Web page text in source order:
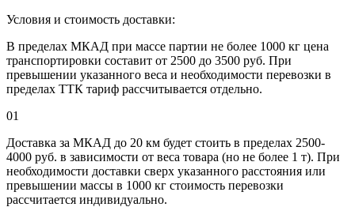
Условия и стоимость доставки:
В пределах МКАД при массе партии не более 1000 кг цена
транспортировки составит от 2500 до 3500 руб. При
превышении указанного веса и необходимости перевозки в
пределах ТТК тариф рассчитывается отдельно.
01
Доставка за МКАД до 20 км будет стоить в пределах 2500-
4000 руб. в зависимости от веса товара (но не более 1 т). При
необходимости доставки сверх указанного расстояния или
превышении массы в 1000 кг стоимость перевозки
рассчитается индивидуально.